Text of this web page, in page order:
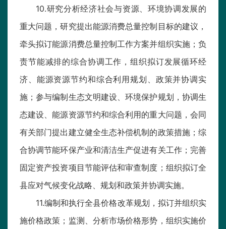
10.研究分析经济社会与资源、环境协调发展的
重大问题，研究提出能源消费总量控制目标的建议，
牵头拟订能源消费总量控制工作方案并组织实施；负
责节能减排的综合协调工作，组织拟订发展循环经
济、能源资源节约和综合利用规划、政策并协调实
施；参与编制生态文明建设、环境保护规划，协调生
态建设、能源资源节约和综合利用的重大问题，会同
有关部门提出建立健全生态补偿机制的政策措施；综
合协调节能环保产业和清洁生产促进有关工作；完善
固定资产投资项目节能评估和审查制度；组织拟订全
县应对气候变化战略、规划和政策并协调实施。
11.编制和执行全县价格改革规划，拟订并组织实
施价格政策；监测、分析市场价格形势，组织实施价